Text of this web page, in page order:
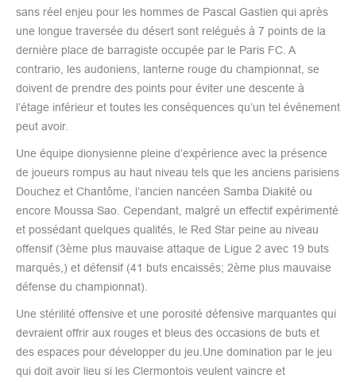
sans réel enjeu pour les hommes de Pascal Gastien qui après
une longue traversée du désert sont relégués à 7 points de la
dernière place de barragiste occupée par le Paris FC. A
contrario, les audoniens, lanterne rouge du championnat, se
doivent de prendre des points pour éviter une descente à
l’étage inférieur et toutes les conséquences qu’un tel événement
peut avoir.
Une équipe dionysienne pleine d’expérience avec la présence
de joueurs rompus au haut niveau tels que les anciens parisiens
Douchez et Chantôme, l’ancien nancéen Samba Diakité ou
encore Moussa Sao. Cependant, malgré un effectif expérimenté
et possédant quelques qualités, le Red Star peine au niveau
offensif (3ème plus mauvaise attaque de Ligue 2 avec 19 buts
marqués,) et défensif (41 buts encaissés; 2ème plus mauvaise
défense du championnat).
Une stérilité offensive et une porosité défensive marquantes qui
devraient offrir aux rouges et bleus des occasions de buts et
des espaces pour développer du jeu.Une domination par le jeu
qui doit avoir lieu si les Clermontois veulent vaincre et